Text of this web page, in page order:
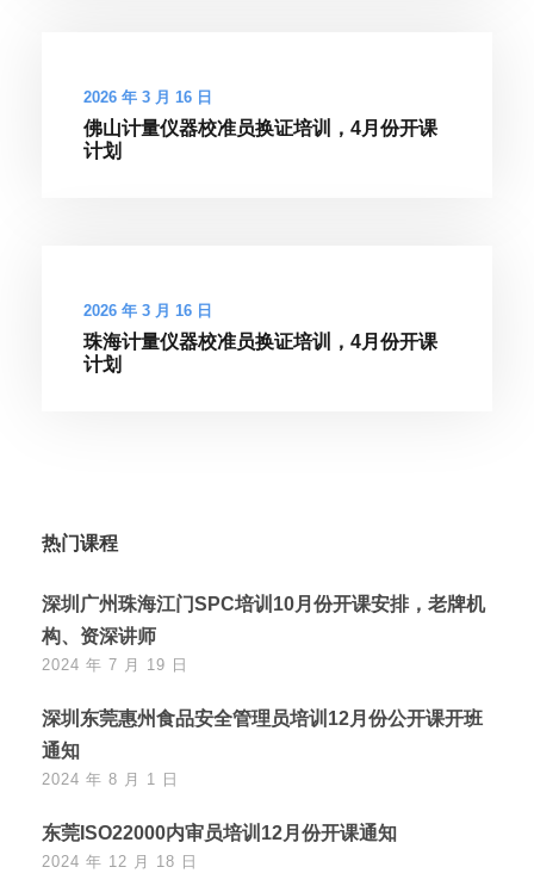
2026 年 3 月 16 日
佛山计量仪器校准员换证培训，4月份开课
计划
2026 年 3 月 16 日
珠海计量仪器校准员换证培训，4月份开课
计划
热门课程
深圳广州珠海江门SPC培训10月份开课安排，老牌机
构、资深讲师
2024 年 7 月 19 日
深圳东莞惠州食品安全管理员培训12月份公开课开班
通知
2024 年 8 月 1 日
东莞ISO22000内审员培训12月份开课通知
2024 年 12 月 18 日